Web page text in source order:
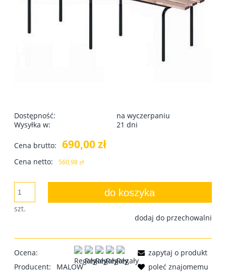
Dostępność:
na wyczerpaniu
Wysyłka w:
21 dni
Cena brutto: 690,00 zł
Cena netto: 560,98 zł
szt.
do koszyka
dodaj do przechowalni
Ocena:
Producent:
MALOW
zapytaj o produkt
poleć znajomemu